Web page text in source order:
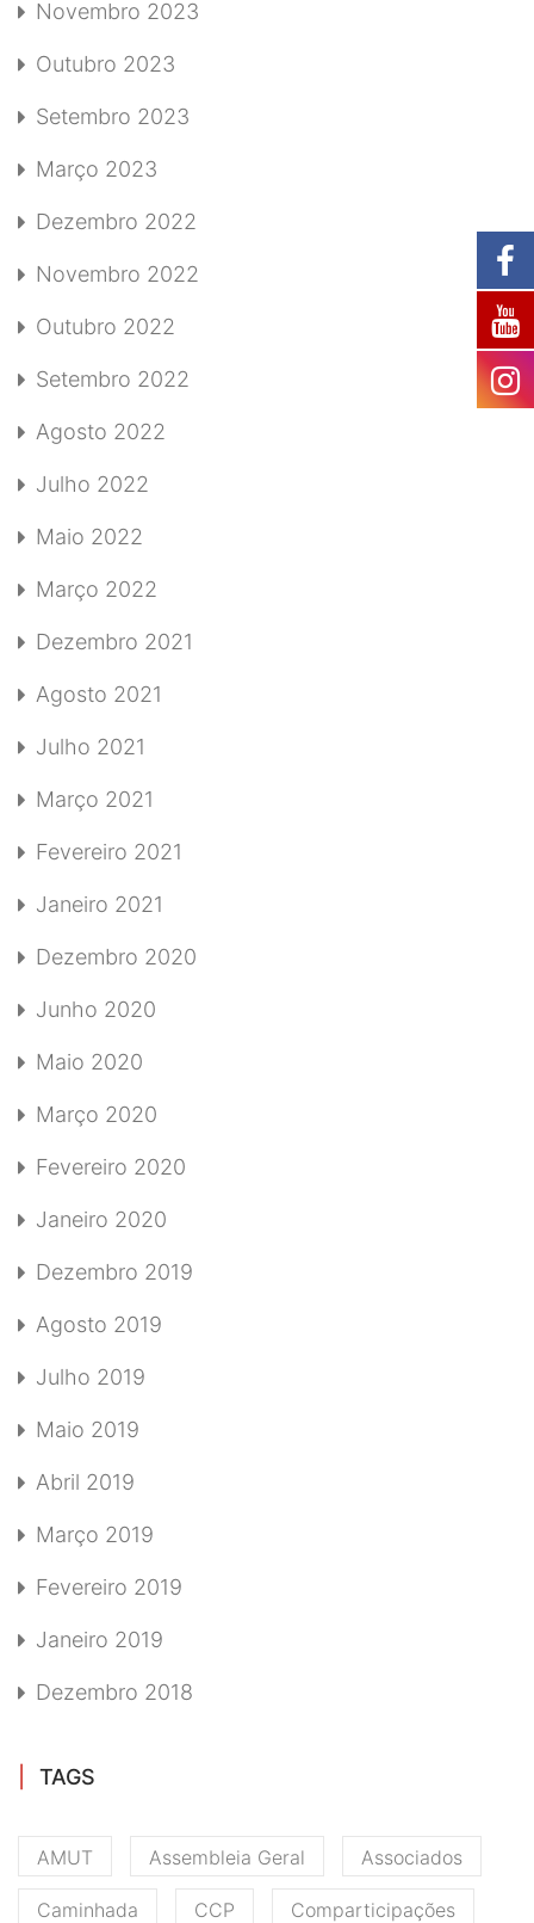
Novembro 2023
Outubro 2023
Setembro 2023
Março 2023
Dezembro 2022
Novembro 2022
Outubro 2022
Setembro 2022
Agosto 2022
Julho 2022
Maio 2022
Março 2022
Dezembro 2021
Agosto 2021
Julho 2021
Março 2021
Fevereiro 2021
Janeiro 2021
Dezembro 2020
Junho 2020
Maio 2020
Março 2020
Fevereiro 2020
Janeiro 2020
Dezembro 2019
Agosto 2019
Julho 2019
Maio 2019
Abril 2019
Março 2019
Fevereiro 2019
Janeiro 2019
Dezembro 2018
TAGS
AMUT Assembleia Geral Associados
Caminhada CCP Comparticipações